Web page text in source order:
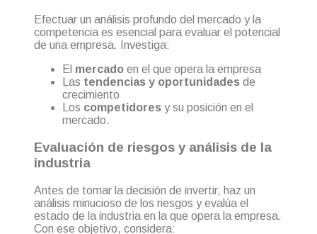
Efectuar un análisis profundo del mercado y la
competencia es esencial para evaluar el potencial
de una empresa. Investiga:
El mercado en el que opera la empresa
Las tendencias y oportunidades de
crecimiento
Los competidores y su posición en el
mercado.
Evaluación de riesgos y análisis de la
industria
Antes de tomar la decisión de invertir, haz un
análisis minucioso de los riesgos y evalúa el
estado de la industria en la que opera la empresa.
Con ese objetivo, considera: